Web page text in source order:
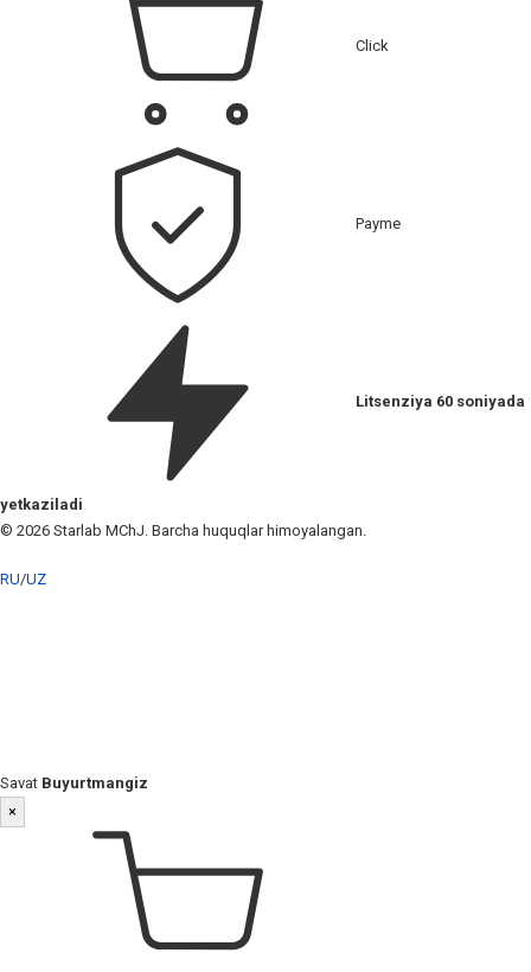
Click
Payme
Litsenziya 60 soniyada
yetkaziladi
© 2026 Starlab MChJ. Barcha huquqlar himoyalangan.
RU/UZ
Savat Buyurtmangiz
×